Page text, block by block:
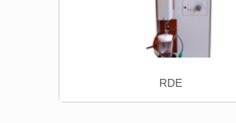
RDE